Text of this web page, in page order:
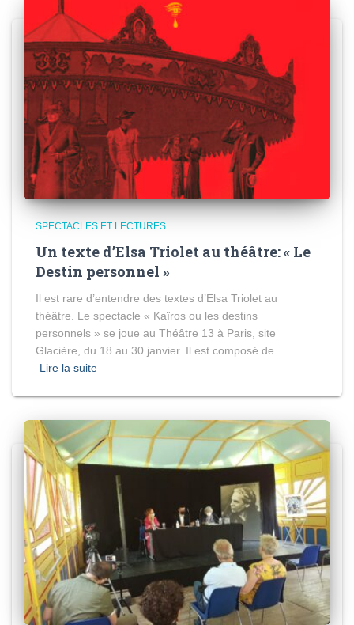
SPECTACLES ET LECTURES
Un texte d’Elsa Triolet au théâtre: « Le
Destin personnel »
Il est rare d’entendre des textes d’Elsa Triolet au
théâtre. Le spectacle « Kaïros ou les destins
personnels » se joue au Théâtre 13 à Paris, site
Glacière, du 18 au 30 janvier. Il est composé de
Lire la suite